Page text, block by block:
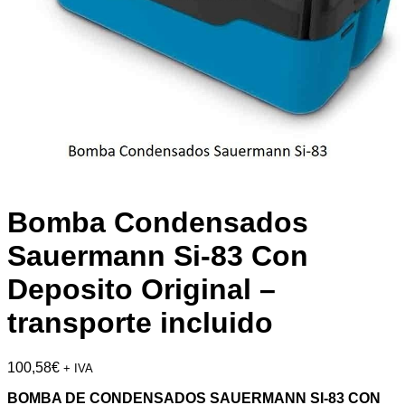
Bomba Condensados
Sauermann Si-83 Con
Deposito Original –
transporte incluido
100,58€ + IVA
BOMBA DE CONDENSADOS SAUERMANN SI-83 CON